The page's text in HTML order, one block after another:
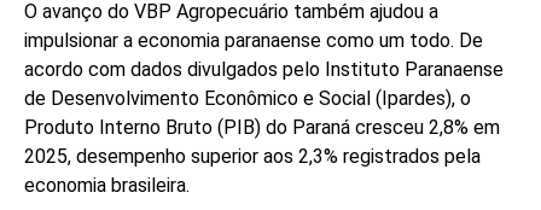
O avanço do VBP Agropecuário também ajudou a
impulsionar a economia paranaense como um todo. De
acordo com dados divulgados pelo Instituto Paranaense
de Desenvolvimento Econômico e Social (Ipardes), o
Produto Interno Bruto (PIB) do Paraná cresceu 2,8% em
2025, desempenho superior aos 2,3% registrados pela
economia brasileira.